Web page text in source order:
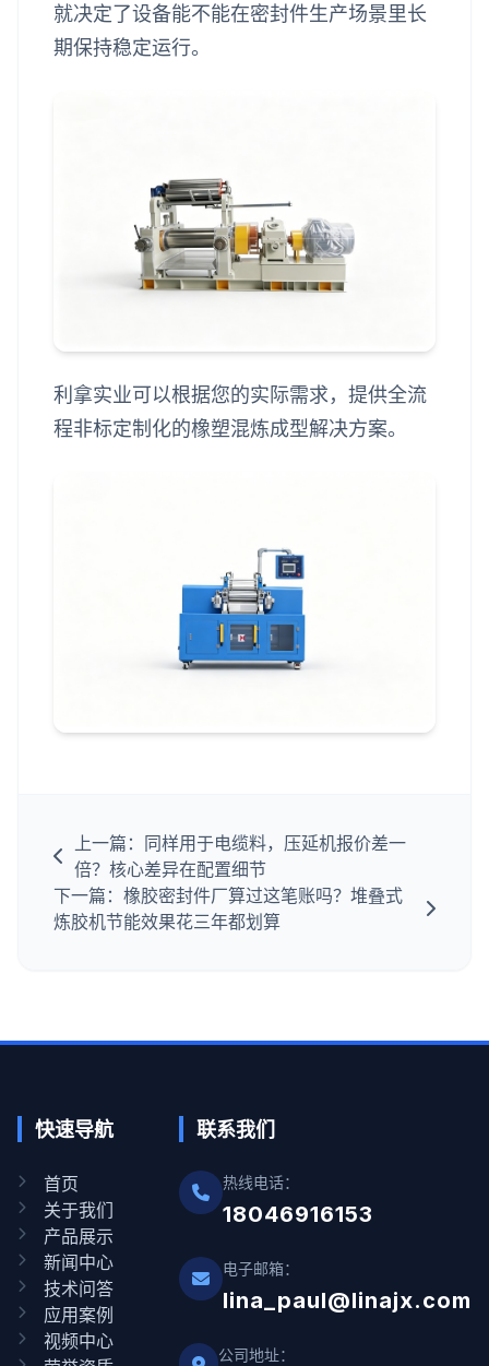
就决定了设备能不能在密封件生产场景里长
期保持稳定运行。
利拿实业可以根据您的实际需求，提供全流
程非标定制化的橡塑混炼成型解决方案。
上一篇：同样用于电缆料，压延机报价差一
倍？核心差异在配置细节
下一篇：橡胶密封件厂算过这笔账吗？堆叠式
炼胶机节能效果花三年都划算
快速导航
首页
关于我们
产品展示
新闻中心
技术问答
应用案例
视频中心
联系我们
热线电话：
18046916153
电子邮箱：
lina_paul@linajx.com
公司地址：